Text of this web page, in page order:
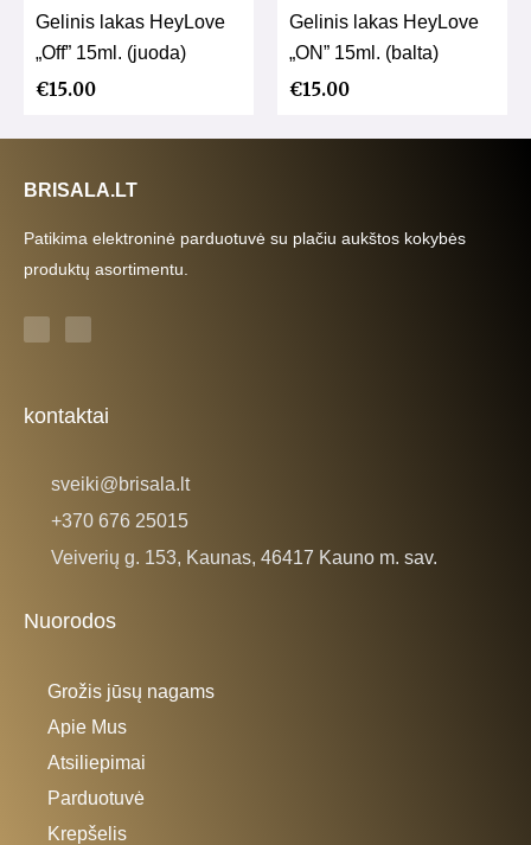
Gelinis lakas HeyLove
„Off” 15ml. (juoda)
€15.00
Gelinis lakas HeyLove
„ON” 15ml. (balta)
€15.00
BRISALA.LT
Patikima elektroninė parduotuvė su plačiu aukštos kokybės
produktų asortimentu.
F
c
-
f
I
s
m
kontaktai
sveiki@brisala.lt
+370 676 25015
Veiverių g. 153, Kaunas, 46417 Kauno m. sav.
Nuorodos
Grožis jūsų nagams
Apie Mus
Atsiliepimai
Parduotuvė
Krepšelis